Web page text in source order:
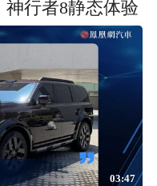
行者8静态体验
03:47